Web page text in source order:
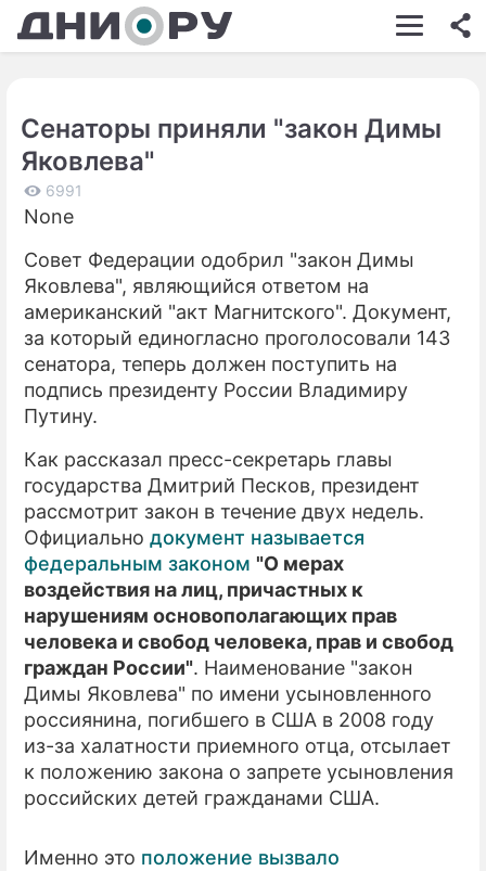
ШОУ-БИЗНЕС
КИНО
ЭКОНОМИКА
ПРОИСШЕСТВИЯ
СТИЛЬ ЖИЗНИ
ИГРЫ
ПРЕСС-РЕЛИЗЫ
О ПРОЕКТЕ
Сенаторы приняли "закон Димы
Яковлева"
6991
None
Совет Федерации одобрил "закон Димы
Яковлева", являющийся ответом на
американский "акт Магнитского". Документ,
за который единогласно проголосовали 143
сенатора, теперь должен поступить на
подпись президенту России Владимиру
Путину.
Как рассказал пресс-секретарь главы
государства Дмитрий Песков, президент
рассмотрит закон в течение двух недель.
Официально документ называется
федеральным законом "О мерах
воздействия на лиц, причастных к
нарушениям основополагающих прав
человека и свобод человека, прав и свобод
граждан России". Наименование "закон
Димы Яковлева" по имени усыновленного
россиянина, погибшего в США в 2008 году
из-за халатности приемного отца, отсылает
к положению закона о запрете усыновления
российских детей гражданами США.
Именно это положение вызвало